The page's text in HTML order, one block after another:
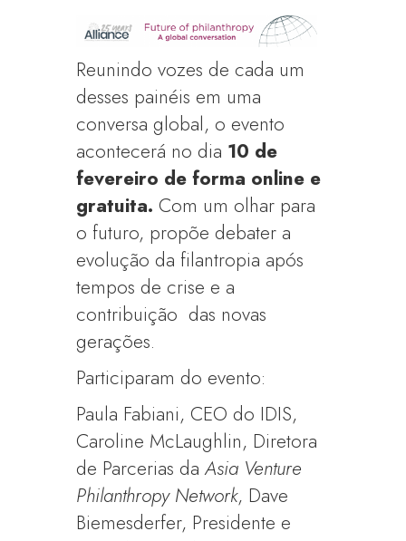
Reunindo vozes de cada um
desses painéis em uma
conversa global, o evento
acontecerá no dia 10 de
fevereiro de forma online e
gratuita.Com um olhar para
o futuro, propõe debater a
evolução da filantropia após
tempos de crise e a
contribuição das novas
gerações.
Participaram do evento:
Paula Fabiani, CEO do IDIS,
Caroline McLaughlin, Diretora
de Parcerias daAsia Venture
Philanthropy Network, Dave
Biemesderfer, Presidente e